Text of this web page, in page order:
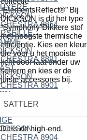
“ElementsReflect®” Bij
DICKSON is dit het type
“Symphony”Dikkere stof
met hoogste thermische
efficiëntie. Kies een kleur
die voor u het mooiste
licht door laat onder uw
scherm en kies er de
juiste accessores bij.
SATTLER
Dit is de high-end.